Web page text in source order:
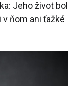
Jeho život bol
ňom ani ťažké